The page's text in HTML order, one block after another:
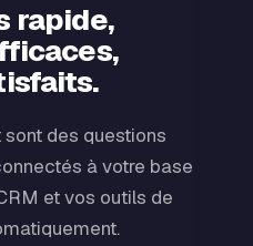
rapide,
des questions
à votre base
et vos outils de